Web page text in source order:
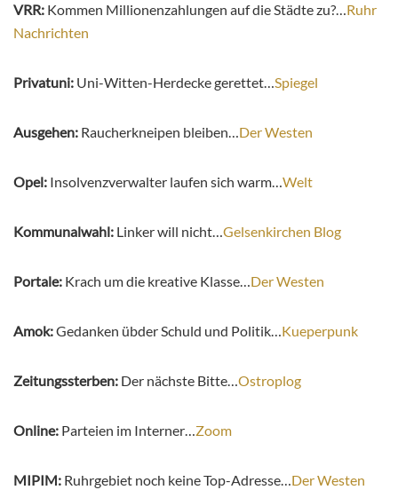
VRR: Kommen Millionenzahlungen auf die Städte zu?…Ruhr
Nachrichten
Privatuni: Uni-Witten-Herdecke gerettet…Spiegel
Ausgehen: Raucherkneipen bleiben…Der Westen
Opel: Insolvenzverwalter laufen sich warm…Welt
Kommunalwahl: Linker will nicht…Gelsenkirchen Blog
Portale: Krach um die kreative Klasse…Der Westen
Amok:Gedanken übder Schuld und Politik…Kueperpunk
Zeitungssterben: Der nächste Bitte…Ostroplog
Online: Parteien im Interner…Zoom
MIPIM: Ruhrgebiet noch keine Top-Adresse…Der Westen